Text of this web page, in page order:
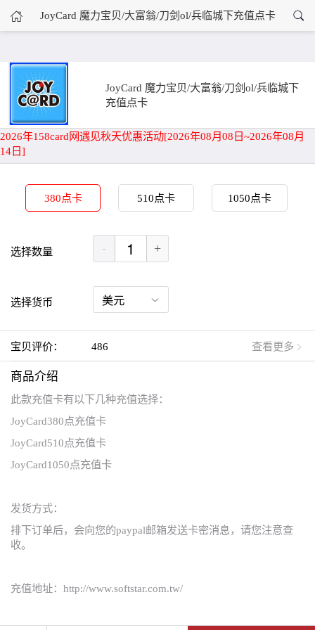
JoyCard 魔力宝贝/大富翁/刀剑ol/兵临城下充值点卡
首页 JoyCard 魔力宝贝/大富翁/刀剑ol/兵临城下充值点卡
JoyCard 魔力宝贝/大富翁/刀剑ol/兵临城下
充值点卡
2026年158card网遇见秋天优惠活动[2026年08月08日~2026年08月
14日]
380点卡 510点卡 1050点卡
选择数量 - +
选择货币
宝贝评价： 486 查看更多
商品介绍
此款充值卡有以下几种充值选择：
JoyCard380点充值卡
JoyCard510点充值卡
JoyCard1050点充值卡
发货方式：
排下订单后，会向您的paypal邮箱发送卡密消息，请您注意查
收。
充值地址：http://www.softstar.com.tw/